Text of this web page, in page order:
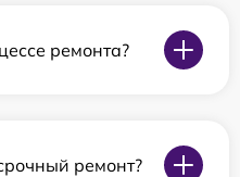
ремонта?
ремонт?